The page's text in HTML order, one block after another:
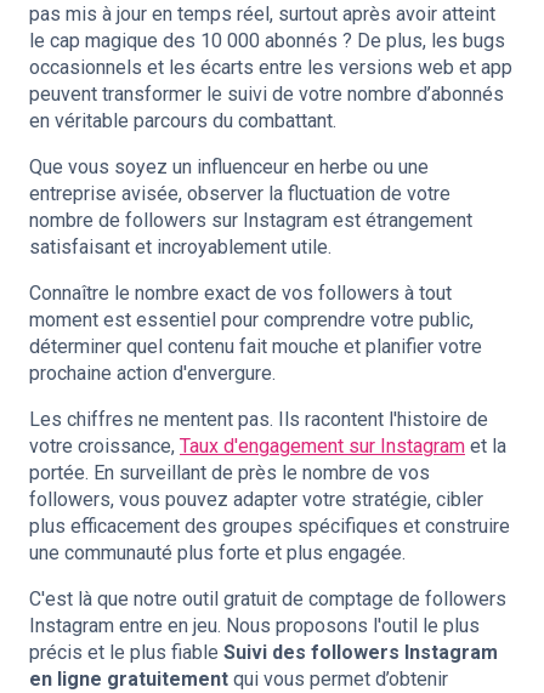
pas mis à jour en temps réel, surtout après avoir atteint
le cap magique des 10 000 abonnés ? De plus, les bugs
occasionnels et les écarts entre les versions web et app
peuvent transformer le suivi de votre nombre d’abonnés
en véritable parcours du combattant.
Que vous soyez un influenceur en herbe ou une
entreprise avisée, observer la fluctuation de votre
nombre de followers sur Instagram est étrangement
satisfaisant et incroyablement utile.
Connaître le nombre exact de vos followers à tout
moment est essentiel pour comprendre votre public,
déterminer quel contenu fait mouche et planifier votre
prochaine action d'envergure.
Les chiffres ne mentent pas. Ils racontent l'histoire de
votre croissance, Taux d'engagement sur Instagram et la
portée. En surveillant de près le nombre de vos
followers, vous pouvez adapter votre stratégie, cibler
plus efficacement des groupes spécifiques et construire
une communauté plus forte et plus engagée.
C'est là que notre outil gratuit de comptage de followers
Instagram entre en jeu. Nous proposons l'outil le plus
précis et le plus fiable Suivi des followers Instagram
en ligne gratuitement qui vous permet d’obtenir